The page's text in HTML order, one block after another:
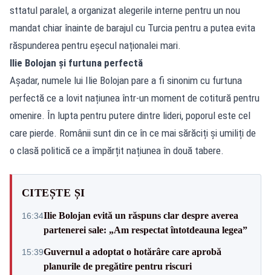
sttatul paralel, a organizat alegerile interne pentru un nou
mandat chiar înainte de barajul cu Turcia pentru a putea evita
răspunderea pentru eșecul naționalei mari.
Ilie Bolojan și furtuna perfectă
Așadar, numele lui Ilie Bolojan pare a fi sinonim cu furtuna
perfectă ce a lovit națiunea într-un moment de cotitură pentru
omenire. În lupta pentru putere dintre lideri, poporul este cel
care pierde. Românii sunt din ce în ce mai sărăciți și umiliți de
o clasă politică ce a împărțit națiunea în două tabere.
CITEȘTE ȘI
16:34Ilie Bolojan evită un răspuns clar despre averea
partenerei sale: „Am respectat întotdeauna legea”
15:39Guvernul a adoptat o hotărâre care aprobă
planurile de pregătire pentru riscuri